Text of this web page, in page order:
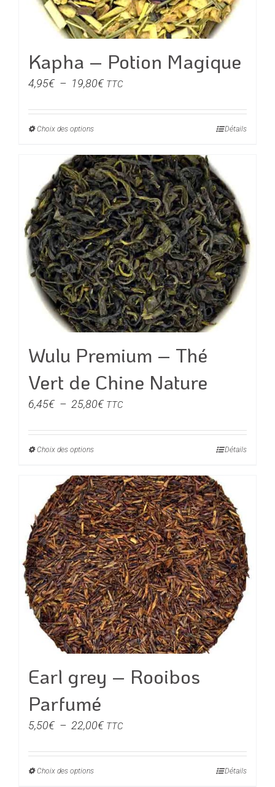
Kapha – Potion Magique
4,95€ – 19,80€Plage
prix :
19,80€
TTC
Choix des optionsCe
a
plusieurs
variations.
Les
options
peuvent
être
choisies
sur
la
page
produit
Détails
Wulu Premium – Thé
Vert de Chine Nature
6,45€ – 25,80€Plage
prix :
25,80€
TTC
Choix des optionsCe
a
plusieurs
variations.
Les
options
peuvent
être
choisies
sur
la
page
produit
Détails
Earl grey – Rooibos
Parfumé
5,50€ – 22,00€Plage
prix :
TTC
Choix des optionsCe
Détails